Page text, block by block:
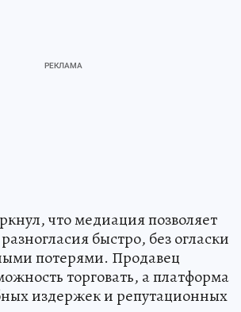
что медиация позволяет
быстро, без огласки
потерями. Продавец
торговать, а платформа